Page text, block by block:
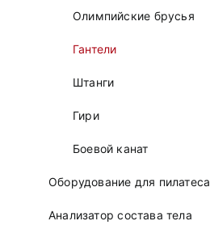
Олимпийские брусья
Гантели
Штанги
Гири
Боевой канат
Оборудование для пилатеса
Анализатор состава тела